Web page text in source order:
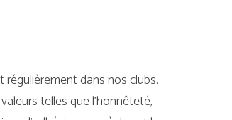
régulièrement dans nos clubs.
telles que l’honnêteté,